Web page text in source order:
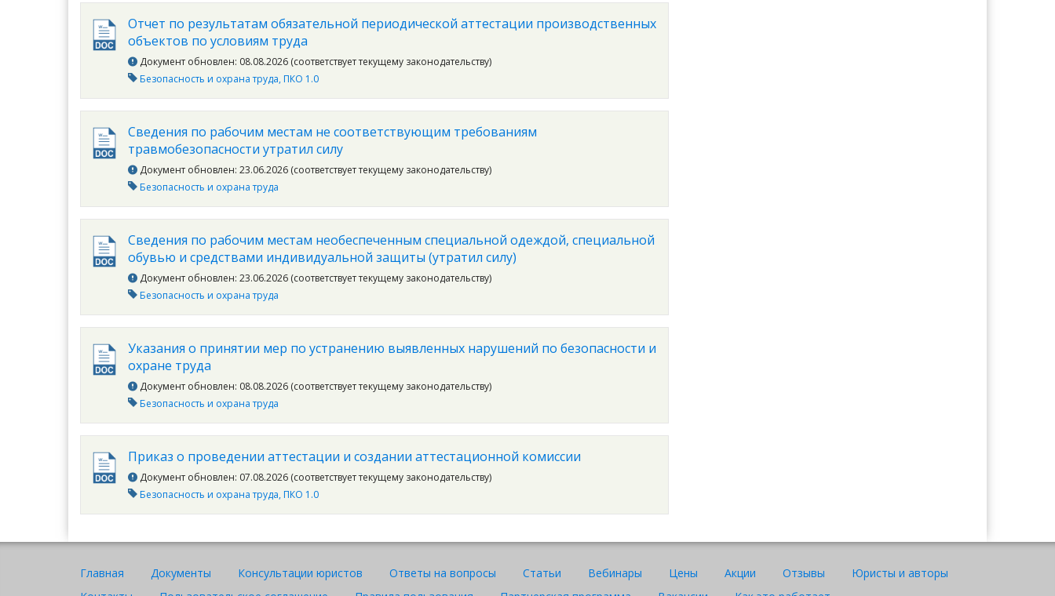
Отчет по результатам обязательной периодической аттестации производственных
объектов по условиям труда
Документ обновлен: 08.08.2026 (соответствует текущему законодательству)
Безопасность и охрана труда ПКО 1.0
Сведения по рабочим местам не соответствующим требованиям
травмобезопасности утратил силу
Документ обновлен: 23.06.2026 (соответствует текущему законодательству)
Безопасность и охрана труда
Сведения по рабочим местам необеспеченным специальной одеждой, специальной
обувью и средствами индивидуальной защиты (утратил силу)
Документ обновлен: 23.06.2026 (соответствует текущему законодательству)
Безопасность и охрана труда
Указания о принятии мер по устранению выявленных нарушений по безопасности и
охране труда
Документ обновлен: 08.08.2026 (соответствует текущему законодательству)
Безопасность и охрана труда
Приказ о проведении аттестации и создании аттестационной комиссии
Документ обновлен: 07.08.2026 (соответствует текущему законодательству)
Безопасность и охрана труда ПКО 1.0
Главная Документы Консультации юристов Ответы на вопросы Статьи Вебинары Цены Акции Отзывы
Юристы и авторы